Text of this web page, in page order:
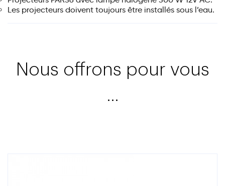
Les projecteurs doivent toujours être installés sous l’eau.
Nous offrons pour vous
…